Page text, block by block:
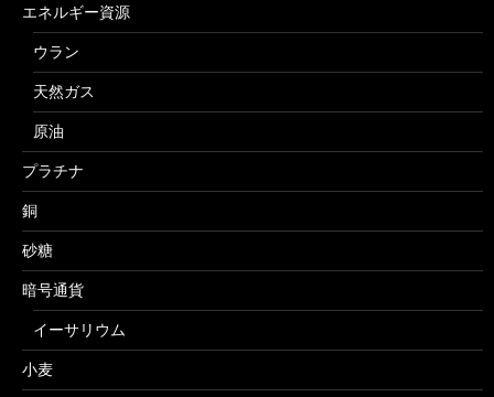
エネルギー資源
ウラン
天然ガス
原油
プラチナ
銅
砂糖
暗号通貨
イーサリウム
小麦